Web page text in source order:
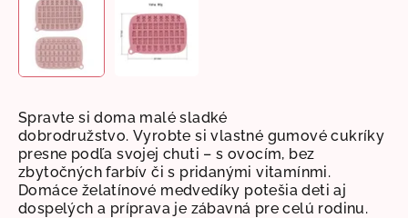
Spravte si doma malé sladké
dobrodružstvo. Vyrobte si vlastné gumové cukríky
presne podľa svojej chuti – s ovocím, bez
zbytočných farbív či s pridanými vitamínmi.
Domáce želatínové medvedíky potešia deti aj
dospelých a príprava je zábavná pre celú rodinu.